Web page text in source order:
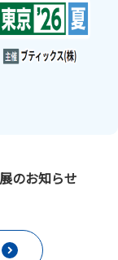
のお知らせ